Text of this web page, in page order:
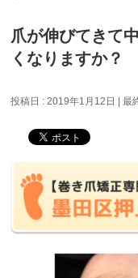
爪が伸びてきて
くなりますか？
投稿日 : 2019年1月12日 最